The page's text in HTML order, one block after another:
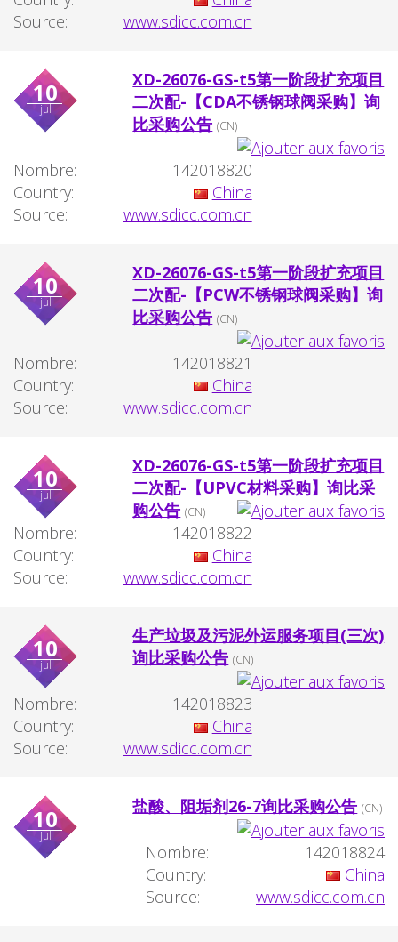
Source:
www.sdicc.com.cn
10
jul
XD-26076-GS-t5第一阶段扩充项目
二次配-【CDA不锈钢球阀采购】询
比采购公告 (CN)
Nombre:
142018820
Country:
China
Source:
www.sdicc.com.cn
10
jul
XD-26076-GS-t5第一阶段扩充项目
二次配-【PCW不锈钢球阀采购】询
比采购公告 (CN)
Nombre:
142018821
Country:
China
Source:
www.sdicc.com.cn
10
jul
XD-26076-GS-t5第一阶段扩充项目
二次配-【UPVC材料采购】询比采
购公告 (CN)
Nombre:
142018822
Country:
China
Source:
www.sdicc.com.cn
10
jul
生产垃圾及污泥外运服务项目(三次)
询比采购公告 (CN)
Nombre:
142018823
Country:
China
Source:
www.sdicc.com.cn
10
jul
盐酸、阻垢剂26-7询比采购公告 (CN)
Nombre:
142018824
Country:
China
Source:
www.sdicc.com.cn